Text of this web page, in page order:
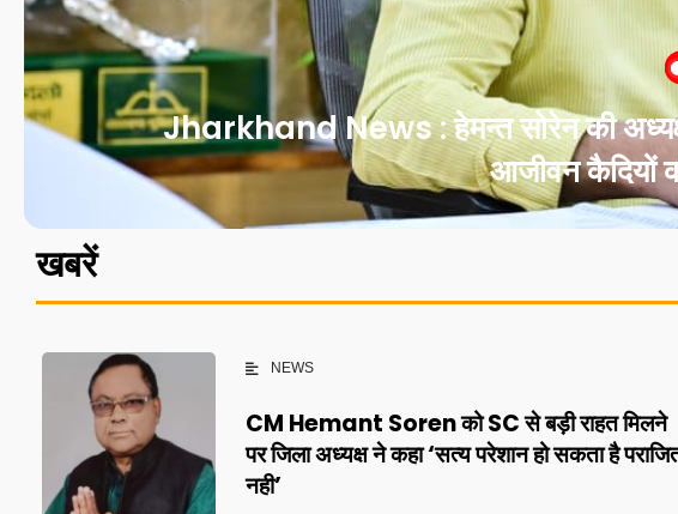
Jharkhand News : हेमन्त सोरेन की
आजीवन कैदियों
खबरें
NEWS
CM Hemant Soren को SC से बड़ी राहत मिलने
पर जिला अध्यक्ष ने कहा ‘सत्य परेशान हो सकता है
नही’